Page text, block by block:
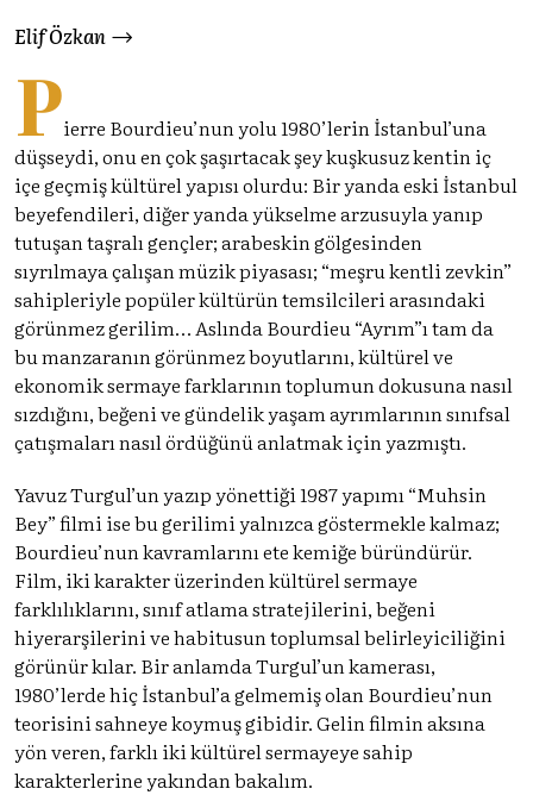
Elif Özkan
Pierre Bourdieu’nun yolu 1980’lerin İstanbul’una
düşseydi, onu en çok şaşırtacak şey kuşkusuz kentin iç
içe geçmiş kültürel yapısı olurdu: Bir yanda eski İstanbul
beyefendileri, diğer yanda yükselme arzusuyla yanıp
tutuşan taşralı gençler; arabeskin gölgesinden
sıyrılmaya çalışan müzik piyasası; “meşru kentli zevkin”
sahipleriyle popüler kültürün temsilcileri arasındaki
görünmez gerilim… Aslında Bourdieu “Ayrım”ı tam da
bu manzaranın görünmez boyutlarını, kültürel ve
ekonomik sermaye farklarının toplumun dokusuna nasıl
sızdığını, beğeni ve gündelik yaşam ayrımlarının sınıfsal
çatışmaları nasıl ördüğünü anlatmak için yazmıştı.
Yavuz Turgul’un yazıp yönettiği 1987 yapımı “Muhsin
Bey” filmi ise bu gerilimi yalnızca göstermekle kalmaz;
Bourdieu’nun kavramlarını ete kemiğe büründürür.
Film, iki karakter üzerinden kültürel sermaye
farklılıklarını, sınıf atlama stratejilerini, beğeni
hiyerarşilerini ve habitusun toplumsal belirleyiciliğini
görünür kılar. Bir anlamda Turgul’un kamerası,
1980’lerde hiç İstanbul’a gelmemiş olan Bourdieu’nun
teorisini sahneye koymuş gibidir. Gelin filmin aksına
yön veren, farklı iki kültürel sermayeye sahip
karakterlerine yakından bakalım.